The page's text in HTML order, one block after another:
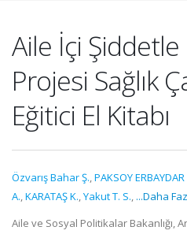
Aile İçi
Projesi Sağlık
Eğitici El Kitabı
Özvarış Bahar Ş.,PAKSOY ERBAYDAR
A.,KARATAŞ K.,Yakut T. S., ...Daha
Aile ve Sosyal Politikalar Bakanlığı,